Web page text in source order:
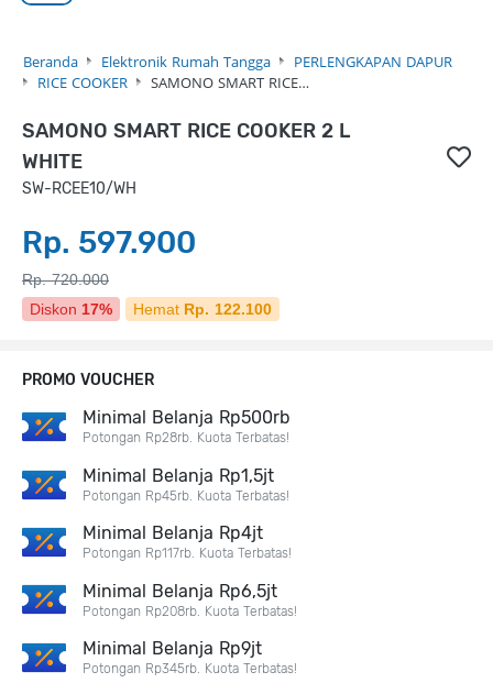
Beranda Elektronik Rumah Tangga
PERLENGKAPAN DAPUR
RICE COOKER
SAMONO SMART RICE…
SAMONO SMART RICE COOKER 2 L
WHITE
SW-RCEE10/WH
Rp. 597.900
Rp. 720.000
Diskon 17% Hemat Rp. 122.100
PROMO VOUCHER
Minimal Belanja Rp500rb
Potongan Rp28rb. Kuota Terbatas!
Minimal Belanja Rp1,5jt
Potongan Rp45rb. Kuota Terbatas!
Minimal Belanja Rp4jt
Potongan Rp117rb. Kuota Terbatas!
Minimal Belanja Rp6,5jt
Potongan Rp208rb. Kuota Terbatas!
Minimal Belanja Rp9jt
Potongan Rp345rb. Kuota Terbatas!